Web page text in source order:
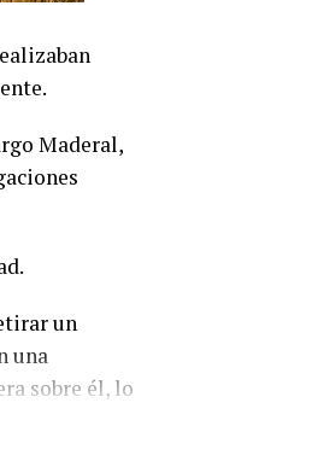
Maderal,
un
una
sobre él, lo